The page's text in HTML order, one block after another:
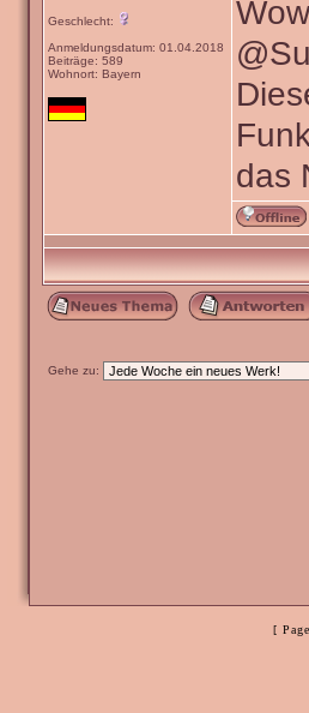
Geschlecht:
Anmeldungsdatum: 01.04.2018
Beiträge: 589
Wohnort: Bayern
das
Gehe zu:
[